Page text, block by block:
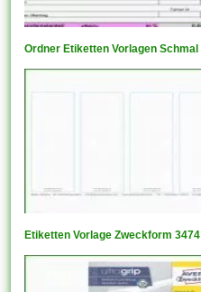
Ordner Etiketten Vorlagen Schmal
Etiketten Vorlage Zweckform 3474